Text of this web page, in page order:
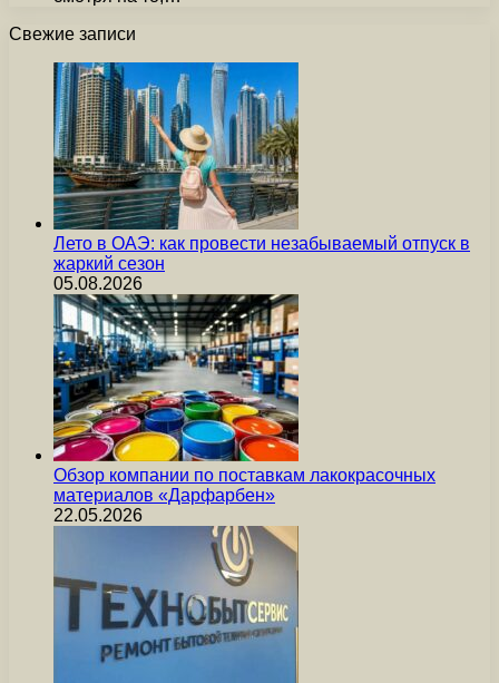
Свежие записи
Лето в ОАЭ: как провести незабываемый отпуск в
жаркий сезон
05.08.2026
Обзор компании по поставкам лакокрасочных
материалов «Дарфарбен»
22.05.2026